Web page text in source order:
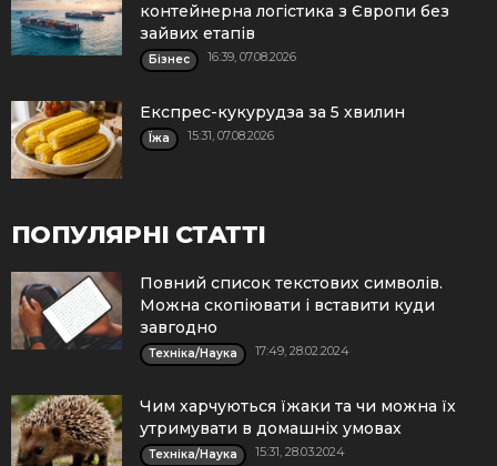
контейнерна логістика з Європи без
зайвих етапів
Бізнес 16:39, 07.08.2026
Експрес-кукурудза за 5 хвилин
Їжа 15:31, 07.08.2026
ПОПУЛЯРНІ СТАТТІ
Повний список текстових символів.
Можна скопіювати і вставити куди
завгодно
Техніка/Наука 17:49, 28.02.2024
Чим харчуються їжаки та чи можна їх
утримувати в домашніх умовах
Техніка/Наука 15:31, 28.03.2024